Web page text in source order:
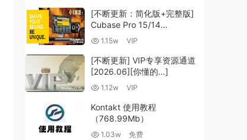
[不断更新：简化版+完整版]
Cubase Pro 15/14
VR/R2R/U2B+原厂音源+插件
MacOSX]（704.0MB+）
1.15w VIP
[不断更新] VIP专享资源通道
[2026.06][你懂的…]
1.12w VIP
Kontakt 使用教程
（768.99Mb）
1.03w 免费